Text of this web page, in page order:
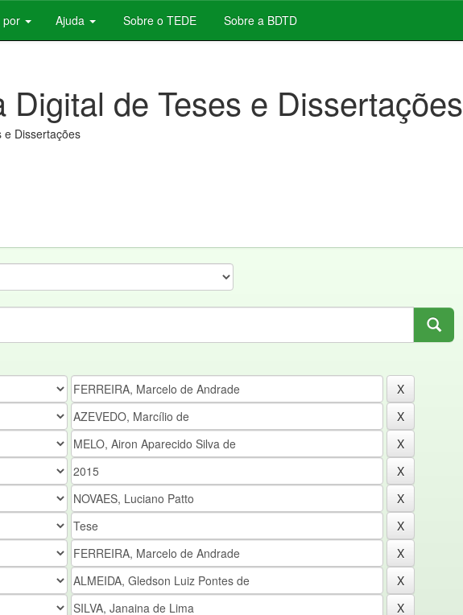
por Ajuda Sobre o TEDE Sobre a BDTD
Digital de Teses e Dissertações
e Dissertações